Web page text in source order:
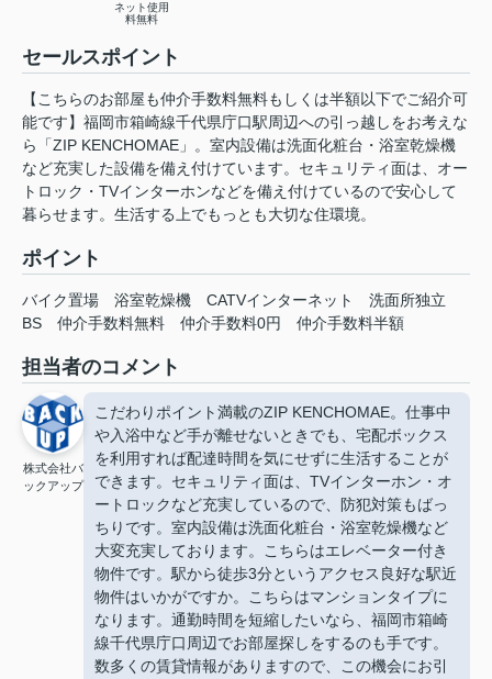
ネット使用
料無料
セールスポイント
【こちらのお部屋も仲介手数料無料もしくは半額以下でご紹介可
能です】福岡市箱崎線千代県庁口駅周辺への引っ越しをお考えな
ら「ZIP KENCHOMAE」。室内設備は洗面化粧台・浴室乾燥機
など充実した設備を備え付けています。セキュリティ面は、オー
トロック・TVインターホンなどを備え付けているので安心して
暮らせます。生活する上でもっとも大切な住環境。
ポイント
バイク置場 浴室乾燥機 CATVインターネット
洗面所独立
BS
仲介手数料無料 仲介手数料0円 仲介手数料半額
担当者のコメント
株式会社バ
ックアップ
こだわりポイント満載のZIP KENCHOMAE。仕事中
や入浴中など手が離せないときでも、宅配ボックス
を利用すれば配達時間を気にせずに生活することが
できます。セキュリティ面は、TVインターホン・オ
ートロックなど充実しているので、防犯対策もばっ
ちりです。室内設備は洗面化粧台・浴室乾燥機など
大変充実しております。こちらはエレベーター付き
物件です。駅から徒歩3分というアクセス良好な駅近
物件はいかがですか。こちらはマンションタイプに
なります。通勤時間を短縮したいなら、福岡市箱崎
線千代県庁口周辺でお部屋探しをするのも手です。
数多くの賃貸情報がありますので、この機会にお引